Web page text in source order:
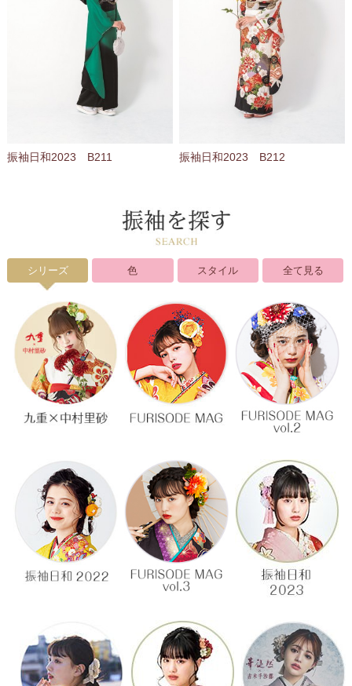
振袖日和2023 B211 振袖日和2023 B212
シリーズ 色 スタイル 全て見る